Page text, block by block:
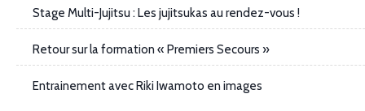
Stage Multi-Jujitsu : Les jujitsukas au rendez-vous !
Retour sur la formation « Premiers Secours »
Entrainement avec Riki Iwamoto en images